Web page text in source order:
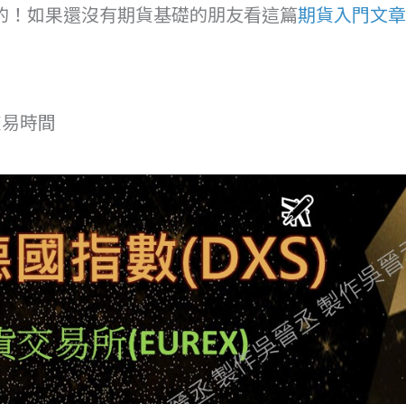
如果還沒有期貨基礎的朋友看這篇期貨入門文章
時間